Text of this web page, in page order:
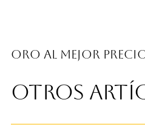
Oro al mejor
OTROS